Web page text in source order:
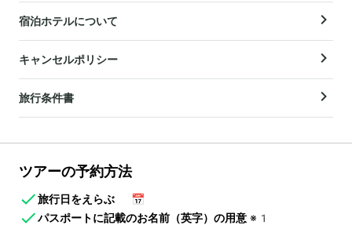
宿泊ホテルについて
キャンセルポリシー
旅行条件書
ツアーの予約方法
旅行日をえらぶ
📅
パスポートに記載のお名前（英字）の用意 ※1